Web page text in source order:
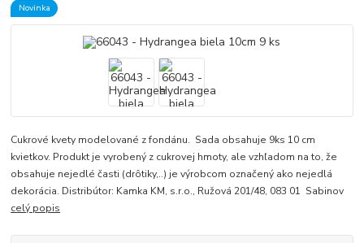
Novinka
Cukrové kvety modelované z fondánu. Sada obsahuje 9ks 10 cm
kvietkov. Produkt je vyrobený z cukrovej hmoty, ale vzhľadom na to, že
obsahuje nejedlé časti (drôtiky,..) je výrobcom označený ako nejedlá
dekorácia. Distribútor: Kamka KM, s.r.o., Ružová 201/48, 083 01 Sabinov
celý popis